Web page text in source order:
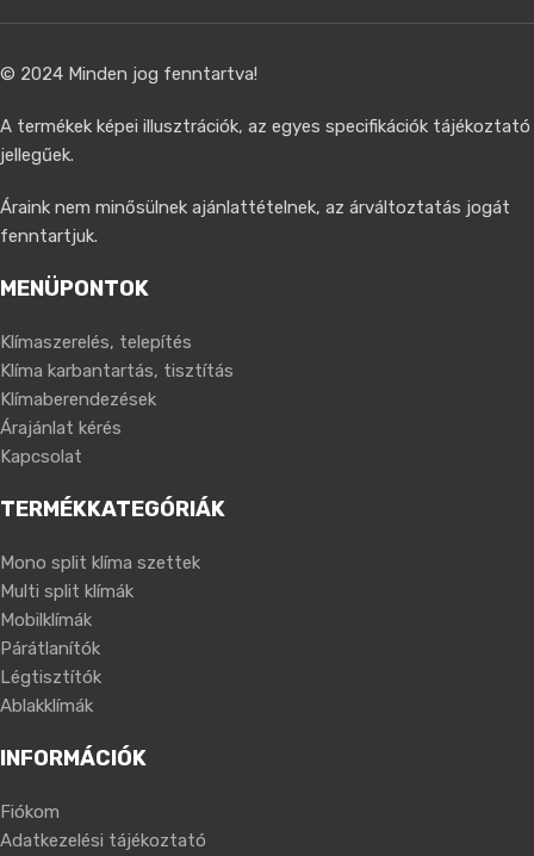
© 2024 Minden jog fenntartva!
A termékek képei illusztrációk, az egyes specifikációk tájékoztató
jellegűek.
Áraink nem minősülnek ajánlattételnek, az árváltoztatás jogát
fenntartjuk.
MENÜPONTOK
Klímaszerelés, telepítés
Klíma karbantartás, tisztítás
Klímaberendezések
Árajánlat kérés
Kapcsolat
TERMÉKKATEGÓRIÁK
Mono split klíma szettek
Multi split klímák
Mobilklímák
Párátlanítók
Légtisztítók
Ablakklímák
INFORMÁCIÓK
Fiókom
Adatkezelési tájékoztató